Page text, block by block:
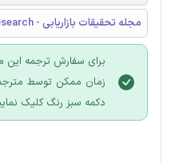
مجله تحقیقات بازاریابی - Journal of Business Research
برای سفارش ترجمه این
زمان ممکن توسط
دکمه سبز رنگ کلیک